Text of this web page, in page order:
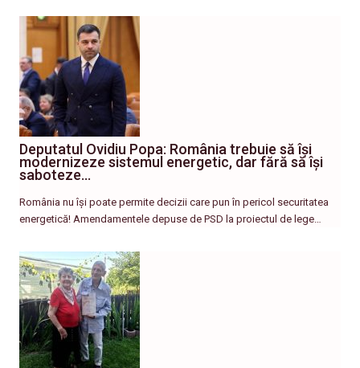
Deputatul Ovidiu Popa: România trebuie să își
modernizeze sistemul energetic, dar fără să își
saboteze…
România nu își poate permite decizii care pun în pericol securitatea
energetică! Amendamentele depuse de PSD la proiectul de lege…